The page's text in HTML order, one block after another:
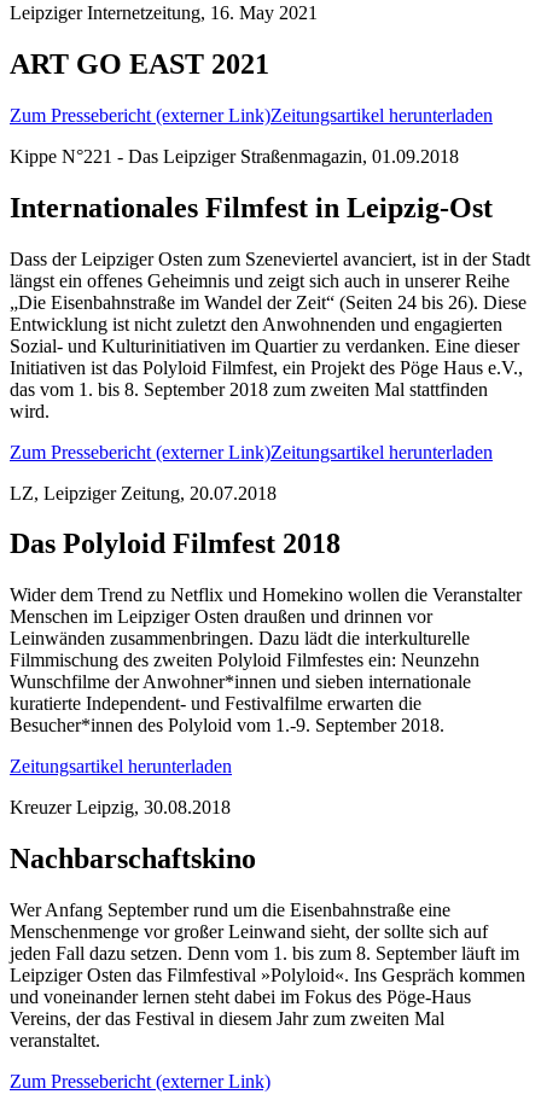
Leipziger Internetzeitung, 16. May 2021
ART GO EAST 2021
Zum Pressebericht (externer Link)Zeitungsartikel herunterladen
Kippe N°221 - Das Leipziger Straßenmagazin, 01.09.2018
Internationales Filmfest in Leipzig-Ost
Dass der Leipziger Osten zum Szeneviertel avanciert, ist in der Stadt
längst ein offenes Geheimnis und zeigt sich auch in unserer Reihe
„Die Eisenbahnstraße im Wandel der Zeit“ (Seiten 24 bis 26). Diese
Entwicklung ist nicht zuletzt den Anwohnenden und engagierten
Sozial- und Kulturinitiativen im Quartier zu verdanken. Eine dieser
Initiativen ist das Polyloid Filmfest, ein Projekt des Pöge Haus e.V.,
das vom 1. bis 8. September 2018 zum zweiten Mal stattfinden
wird.
Zum Pressebericht (externer Link)Zeitungsartikel herunterladen
LZ, Leipziger Zeitung, 20.07.2018
Das Polyloid Filmfest 2018
Wider dem Trend zu Netflix und Homekino wollen die Veranstalter
Menschen im Leipziger Osten draußen und drinnen vor
Leinwänden zusammenbringen. Dazu lädt die interkulturelle
Filmmischung des zweiten Polyloid Filmfestes ein: Neunzehn
Wunschfilme der Anwohner*innen und sieben internationale
kuratierte Independent- und Festivalfilme erwarten die
Besucher*innen des Polyloid vom 1.-9. September 2018.
Zeitungsartikel herunterladen
Kreuzer Leipzig, 30.08.2018
Nachbarschaftskino
Wer Anfang September rund um die Eisenbahnstraße eine
Menschenmenge vor großer Leinwand sieht, der sollte sich auf
jeden Fall dazu setzen. Denn vom 1. bis zum 8. September läuft im
Leipziger Osten das Filmfestival »Polyloid«. Ins Gespräch kommen
und voneinander lernen steht dabei im Fokus des Pöge-Haus
Vereins, der das Festival in diesem Jahr zum zweiten Mal
veranstaltet.
Zum Pressebericht (externer Link)